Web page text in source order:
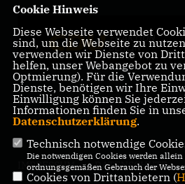
Berliner Abgeordnetenhaus.
IMPRESSUM DATENSCHUTZ
Cookie Hinweis
Diese Webseite verwendet
sind, um die Webseite zu
verwenden wir Dienste von
helfen, unser Webangebot zu
Optmierung). Für die
Dienste, benötigen wir Ihre
Einwilligung können Sie
Informationen finden Sie in
Datenschutzerklärung.
Technisch notwendige
Die notwendigen Cookies werden allein
ordnungsgemäßen Gebrauch der
Cookies von Drittanbietern (